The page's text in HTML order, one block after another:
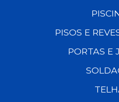
PISOS E
PORTAS E